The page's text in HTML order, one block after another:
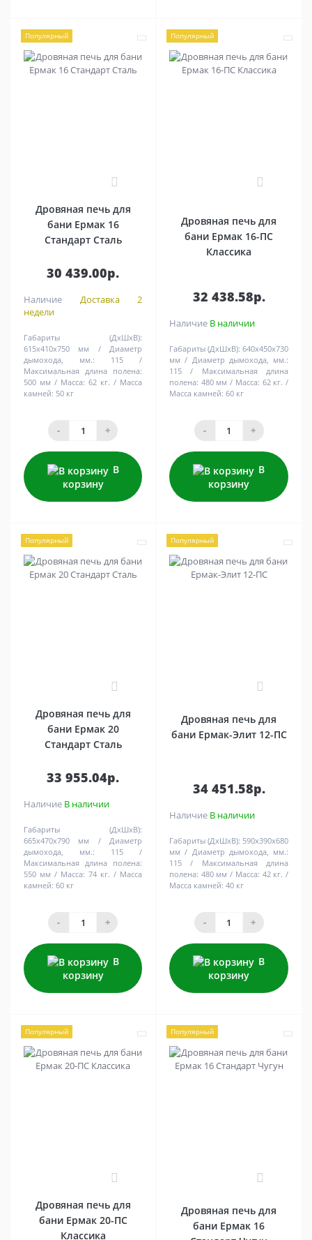
Популярный
0
Дровяная печь для
бани Ермак 16
Стандарт Сталь
30 439.00р.
Наличие Доставка 2
недели
Габариты (ДхШхВ):
615х410х750 мм
Диаметр
дымохода, мм.:
115
Максимальная длина полена:
500 мм
Масса: 62 кг.
Масса
камней: 50 кг
- +
В
корзину
Популярный
0
Дровяная печь для
бани Ермак 16-ПС
Классика
32 438.58р.
Наличие В наличии
Габариты (ДхШхВ): 640х450х730
мм
Диаметр дымохода, мм.:
115
Максимальная длина
полена: 480 мм Масса: 62 кг.
Масса камней: 60 кг
- +
В
корзину
Популярный
0
Дровяная печь для
бани Ермак 20
Стандарт Сталь
33 955.04р.
Наличие В наличии
Габариты (ДхШхВ):
665х470х790 мм
Диаметр
дымохода, мм.:
115
Максимальная длина полена:
550 мм
Масса: 74 кг.
Масса
камней: 60 кг
- +
В
корзину
Популярный
0
Дровяная печь для
бани Ермак-Элит 12-ПC
34 451.58р.
Наличие В наличии
Габариты (ДхШхВ): 590х390х680
мм
Диаметр дымохода, мм.:
115
Максимальная длина
полена: 480 мм Масса: 42 кг.
Масса камней: 40 кг
- +
В
корзину
Популярный
Дровяная печь для
бани Ермак 20-ПС
Классика
Популярный
Дровяная печь для
бани Ермак 16